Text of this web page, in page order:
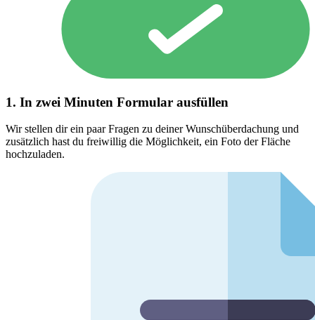
1. In zwei Minuten Formular ausfüllen
Wir stellen dir ein paar Fragen zu deiner Wunschüberdachung und
zusätzlich hast du freiwillig die Möglichkeit, ein Foto der Fläche
hochzuladen.